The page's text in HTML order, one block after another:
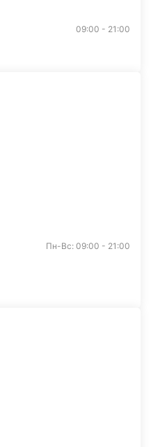
09:00 - 21:00
Пн-Вс: 09:00 - 21:00